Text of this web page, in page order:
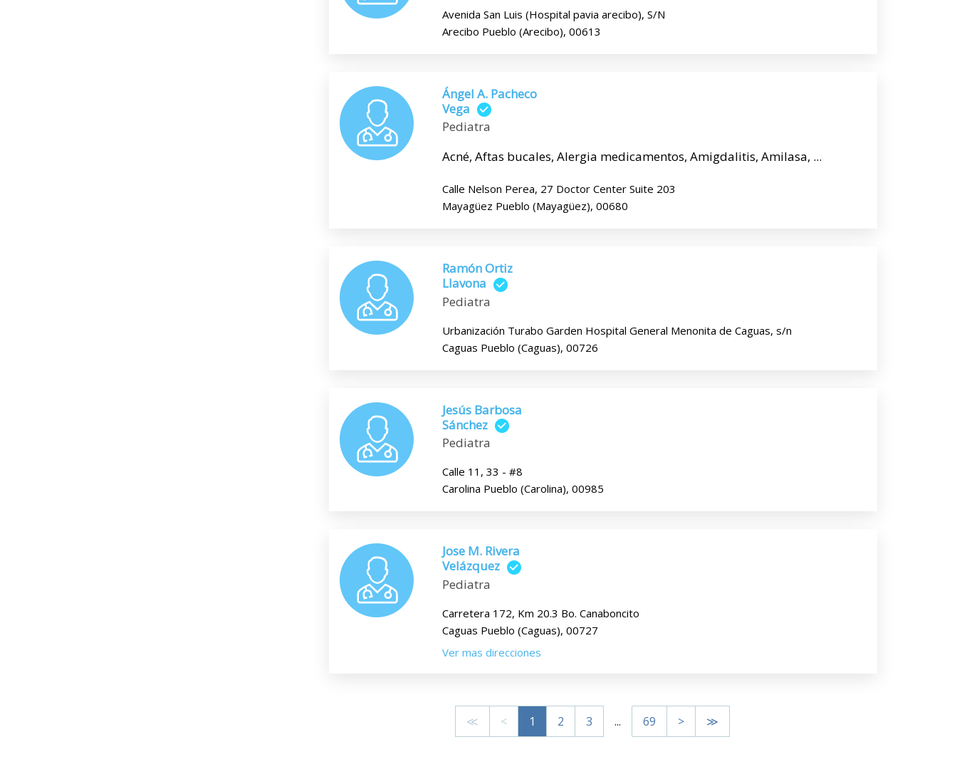
Avenida San Luis (Hospital pavia arecibo), S/N
Arecibo Pueblo (Arecibo), 00613
Ángel A. Pacheco
Vega
Pediatra
Acné, Aftas bucales, Alergia medicamentos, Amigdalitis, Amilasa, ...
Calle Nelson Perea, 27 Doctor Center Suite 203
Mayagüez Pueblo (Mayagüez), 00680
Ramón Ortiz
Llavona
Pediatra
Urbanización Turabo Garden Hospital General Menonita de Caguas, s/n
Caguas Pueblo (Caguas), 00726
Jesús Barbosa
Sánchez
Pediatra
Calle 11, 33 - #8
Carolina Pueblo (Carolina), 00985
Jose M. Rivera
Velázquez
Pediatra
Carretera 172, Km 20.3 Bo. Canaboncito
Caguas Pueblo (Caguas), 00727
Ver mas direcciones
≪ < 1 2 3 ... 69 > ≫